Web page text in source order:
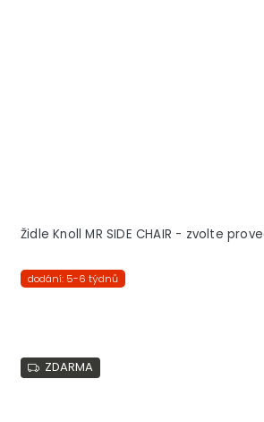
Židle Knoll MR SIDE CHAIR - zvolte
dodání: 5-6 týdnů
ZDARMA